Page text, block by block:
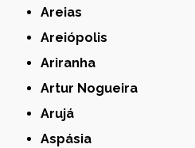
Areias
Areiópolis
Ariranha
Artur Nogueira
Arujá
Aspásia